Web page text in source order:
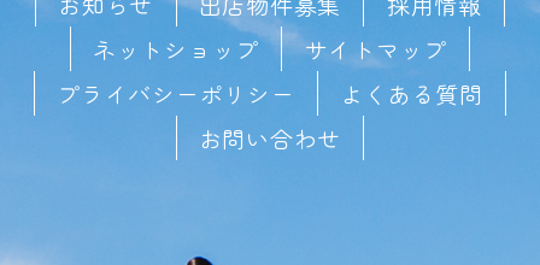
ネットショップ
サイトマップ
プライバシーポリシー
よくある質問
お問い合わせ